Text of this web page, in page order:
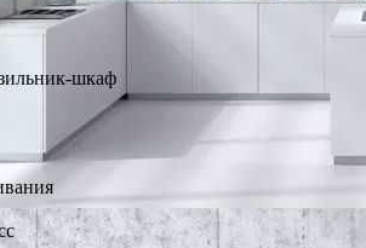
шкаф